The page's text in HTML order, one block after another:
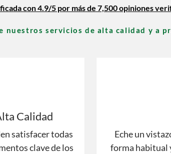
con 4.9/5 por más de 7,500 opiniones
nuestros servicios de alta calidad y a
Calidad
satisfacer todas
clave de los
Eche un
forma habitual